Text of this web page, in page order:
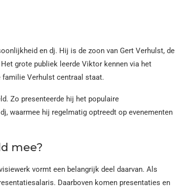
en dj. Hij is de zoon van Gert Verhulst, de
grote publiek leerde Viktor kennen via het
familie Verhulst centraal staat.
Zo presenteerde hij het populaire
waarmee hij regelmatig optreedt op evenementen
mee?
vormt een belangrijk deel daarvan. Als
Daarboven komen presentaties en